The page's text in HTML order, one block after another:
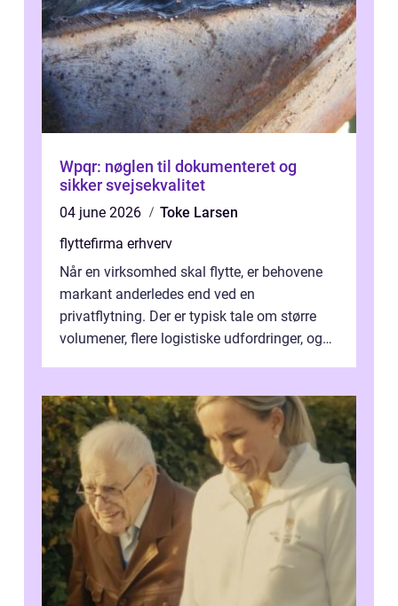
Wpqr: nøglen til dokumenteret og
sikker svejsekvalitet
04 june 2026
Toke Larsen
flyttefirma erhverv
Når en virksomhed skal flytte, er behovene
markant anderledes end ved en
privatflytning. Der er typisk tale om større
volumener, flere logistiske udfordringer, og